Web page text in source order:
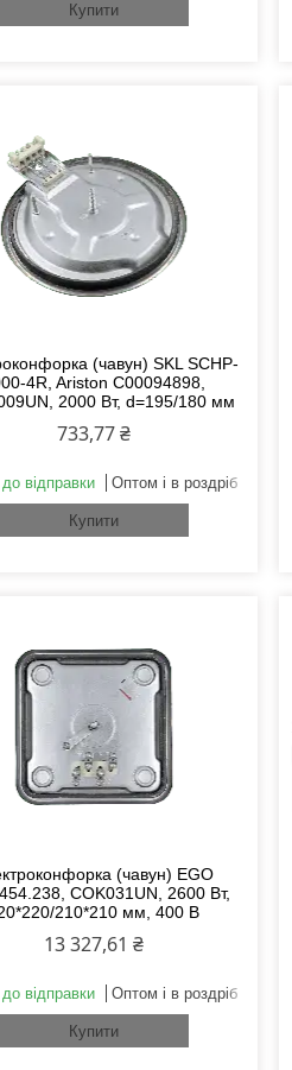
Купити
(чавун) SKL SCHP-
4R, Ariston C00094898,
2000 Вт, d=195/180 мм
733,77 ₴
до відправки Оптом і в роздріб
Купити
(чавун) EGO
COK031UN, 2600 Вт,
210*210 мм, 400 В
13 327,61 ₴
до відправки Оптом і в роздріб
Купити